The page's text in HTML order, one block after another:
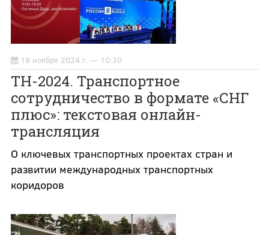
19 ноября 2024 г. — 10:30
ТН-2024. Транспортное
сотрудничество в формате «СНГ
плюс»: текстовая онлайн-
трансляция
О ключевых транспортных проектах стран и
развитии международных транспортных
коридоров